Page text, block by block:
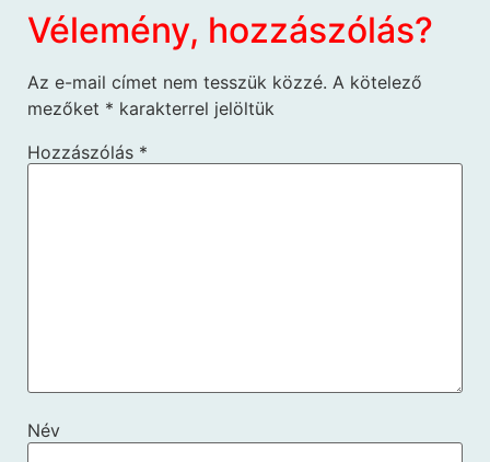
Vélemény, hozzászólás?
Az e-mail címet nem tesszük közzé. A kötelező
mezőket * karakterrel jelöltük
Hozzászólás *
Név